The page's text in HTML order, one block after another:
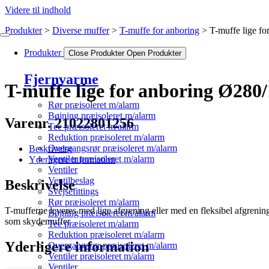
Videre til indhold
Produkter Close Produkter Open Produkter
Fjernvarme
Rør præisoleret m/alarm
Bøjning præisoleret m/alarm
Tee præisoleret m/alarm
Reduktion præisoleret m/alarm
Overgangsrør præisoleret m/alarm
Ventiler præisoleret m/alarm
Ventiler
Ventilbeslag
Svejsefittings
Rør præisoleret m/alarm
Bøjning præisoleret m/alarm
Tee præisoleret m/alarm
Reduktion præisoleret m/alarm
Overgangsrør præisoleret m/alarm
Ventiler præisoleret m/alarm
Ventiler
Produkter Diverse muffer T-muffe for anboring T-muffe lige
T-muffe lige for anboring
Varenr. 21022801256
Beskrivelse
Yderligere information
Beskrivelse
T-mufferne leveres med lige afgrening eller med en fleksibel
som skydemuffer
Yderligere information